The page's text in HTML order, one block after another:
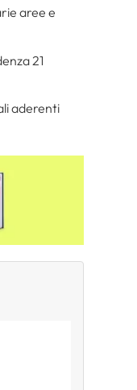
aree e
21
aderenti